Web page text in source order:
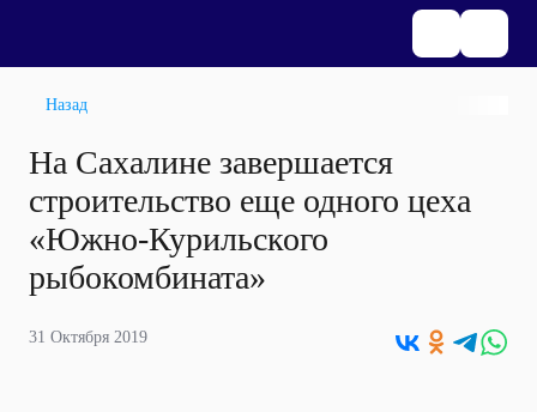
Назад
На Сахалине завершается
строительство еще одного цеха
«Южно-Курильского
рыбокомбината»
31 Октября 2019